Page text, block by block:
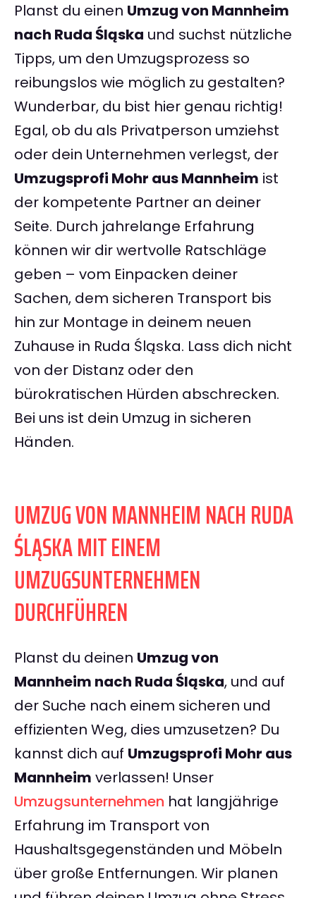
Planst du einen Umzug von Mannheim
nach Ruda Śląska und suchst nützliche
Tipps, um den Umzugsprozess so
reibungslos wie möglich zu gestalten?
Wunderbar, du bist hier genau richtig!
Egal, ob du als Privatperson umziehst
oder dein Unternehmen verlegst, der
Umzugsprofi Mohr aus Mannheim ist
der kompetente Partner an deiner
Seite. Durch jahrelange Erfahrung
können wir dir wertvolle Ratschläge
geben – vom Einpacken deiner
Sachen, dem sicheren Transport bis
hin zur Montage in deinem neuen
Zuhause in Ruda Śląska. Lass dich nicht
von der Distanz oder den
bürokratischen Hürden abschrecken.
Bei uns ist dein Umzug in sicheren
Händen.
UMZUG VON MANNHEIM NACH RUDA
ŚLĄSKA MIT EINEM
UMZUGSUNTERNEHMEN
DURCHFÜHREN
Planst du deinen Umzug von
Mannheim nach Ruda Śląska, und auf
der Suche nach einem sicheren und
effizienten Weg, dies umzusetzen? Du
kannst dich auf Umzugsprofi Mohr aus
Mannheim verlassen! Unser
Umzugsunternehmen hat langjährige
Erfahrung im Transport von
Haushaltsgegenständen und Möbeln
über große Entfernungen. Wir planen